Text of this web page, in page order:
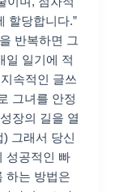
할당합니다.”
반복하면 그
일 일기에 적
속적인 글쓰
그녀를 안정
장의 길을 열
그래서 당신
성공적인 빠
하는 방법은